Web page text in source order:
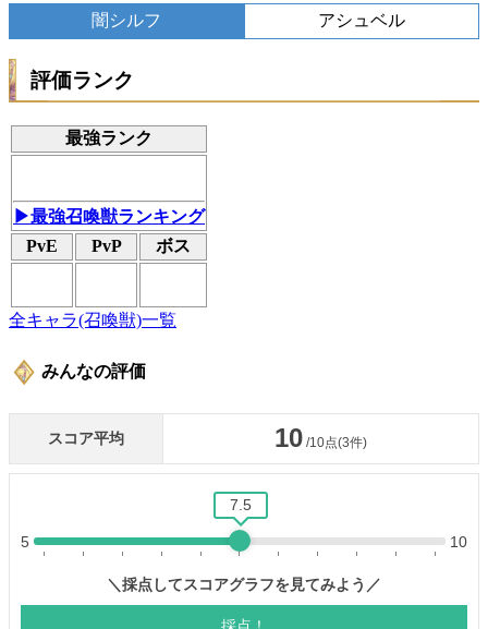
闇シルフ アシュベル
評価ランク
最強ランク
▶最強召喚獣ランキング
PvE
PvP ボス
全キャラ(召喚獣)一覧
みんなの評価